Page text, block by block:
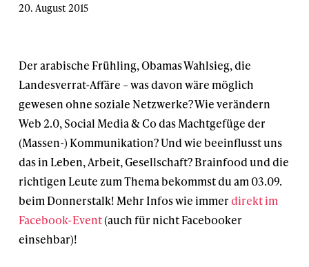
20. August 2015
Der arabische Frühling, Obamas Wahlsieg, die
Landesverrat-Affäre – was davon wäre möglich
gewesen ohne soziale Netzwerke? Wie verändern
Web 2.0, Social Media & Co das Machtgefüge der
(Massen-) Kommunikation? Und wie beeinflusst uns
das in Leben, Arbeit, Gesellschaft? Brainfood und die
richtigen Leute zum Thema bekommst du am 03.09.
beim Donnerstalk! Mehr Infos wie immerdirekt im
Facebook-Event(auch für nicht Facebooker
einsehbar)!